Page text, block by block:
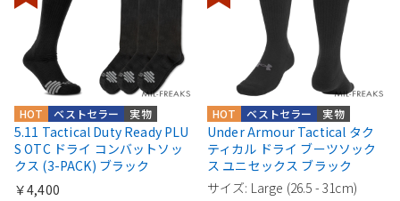
実物
ベストセラー
HOT
5.11 Tactical Duty Ready PLU
S OTC ドライ コンバットソッ
クス (3-PACK) ブラック
￥4,400
実物
ベストセラー
HOT
Under Armour Tactical タク
ティカル ドライ ブーツソック
ス ユニセックス ブラック
サイズ: Large (26.5 - 31cm)